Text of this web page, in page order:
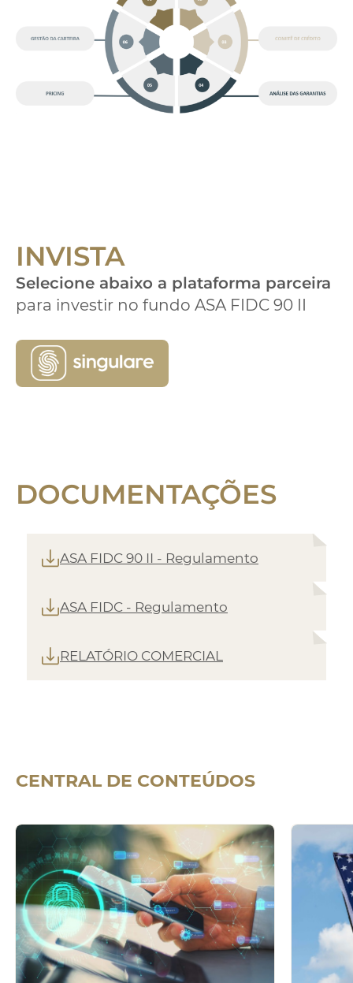
INVISTA
Selecione abaixo a plataforma parceira
para investir no fundo ASA FIDC 90 II
DOCUMENTAÇÕES
ASA FIDC 90 II - Regulamento
ASA FIDC - Regulamento
RELATÓRIO COMERCIAL
CENTRAL DE CONTEÚDOS